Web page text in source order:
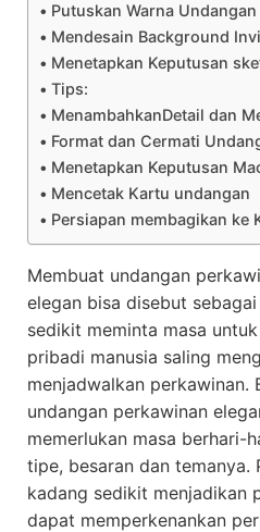
Putuskan Warna
Mendesain Background
Menetapkan Keputusan
Tips:
MenambahkanDetail dan
Format dan Cermati
Menetapkan Keputusan
Mencetak Kartu undangan
Persiapan membagikan ke
Membuat undangan
elegan bisa disebut
sedikit meminta masa
pribadi manusia saling
menjadwalkan perkawinan.
undangan perkawinan
memerlukan masa berhari-
tipe, besaran dan temanya.
kadang sedikit menjadikan
dapat memperkenankan